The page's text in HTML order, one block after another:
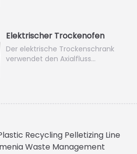
Elektrischer Trockenofen
Der elektrische Trockenschrank
verwendet den Axialfluss…
Recycling Pelletizing Line
Waste Management